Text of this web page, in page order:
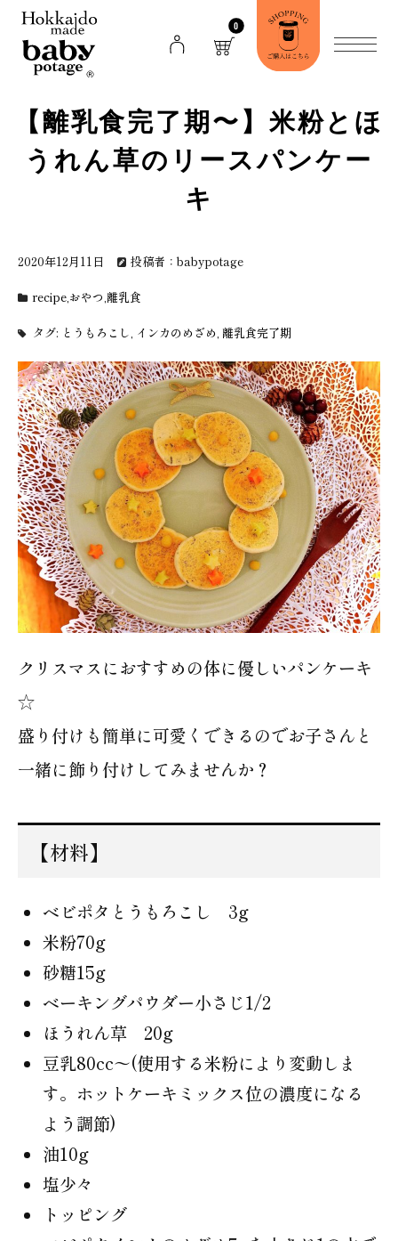
0
【離乳食完了期〜】米粉とほ
うれん草のリースパンケー
キ
2020年12月11日 投稿者：babypotage
recipe,おやつ,離乳食
タグ: とうもろこし, インカのめざめ,離乳食完了期
クリスマスにおすすめの体に優しいパンケーキ
☆
盛り付けも簡単に可愛くできるのでお子さんと
一緒に飾り付けしてみませんか？
【材料】
ベビポタとうもろこし 3g
米粉70g
砂糖15g
ベーキングパウダー小さじ1/2
ほうれん草 20g
豆乳80cc〜(使用する米粉により変動しま
す。ホットケーキミックス位の濃度になる
よう調節)
油10g
塩少々
トッピング